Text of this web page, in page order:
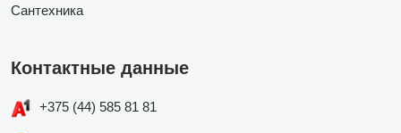
Сантехника
Контактные данные
+375 (44) 585 81 81